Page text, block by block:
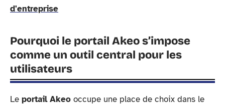
d'entreprise
Pourquoi le portail Akeo s’impose
comme un outil central pour les
utilisateurs
Le portail Akeo occupe une place de choix dans le